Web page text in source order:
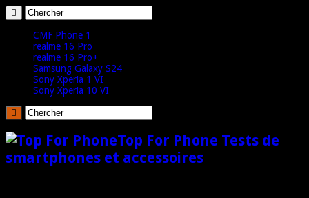
CMF Phone 1
realme 16 Pro
realme 16 Pro+
Samsung Galaxy S24
Sony Xperia 1 VI
Sony Xperia 10 VI
Top For Phone Tests de
smartphones et accessoires